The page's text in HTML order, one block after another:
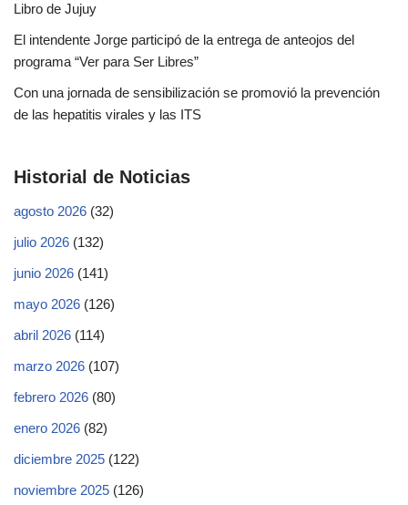
Libro de Jujuy
El intendente Jorge participó de la entrega de anteojos del
programa “Ver para Ser Libres”
Con una jornada de sensibilización se promovió la prevención
de las hepatitis virales y las ITS
Historial de Noticias
agosto 2026 (32)
julio 2026 (132)
junio 2026 (141)
mayo 2026 (126)
abril 2026 (114)
marzo 2026 (107)
febrero 2026 (80)
enero 2026 (82)
diciembre 2025 (122)
noviembre 2025 (126)